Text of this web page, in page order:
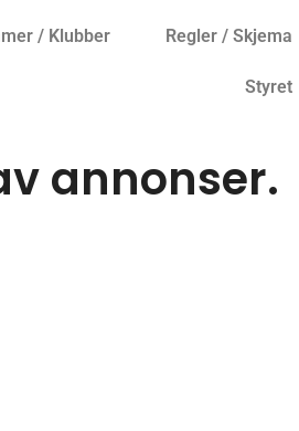
/ Klubber Regler / Skjema
Styret
annonser.